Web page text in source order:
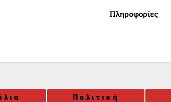
Πληροφορίες
Πολιτική